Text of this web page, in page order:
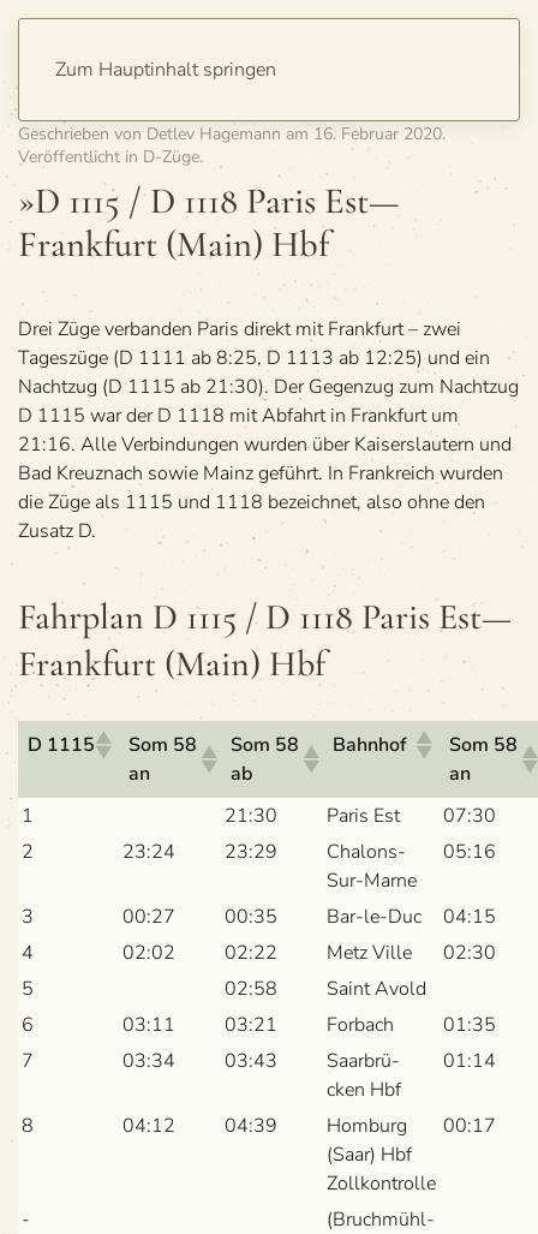
Zum Hauptinhalt springen
Geschrieben von Detlev Hagemann am 16. Februar 2020.
Veröffentlicht in D-Züge.
»D 1115 / D 1118 Paris Est—
Frankfurt (Main) Hbf
Drei Züge ver­ban­den Paris direkt mit Frank­furt – zwei
Tages­züge (D 1111 ab 8:25, D 1113 ab 12:25) und ein
Nacht­zug (D 1115 ab 21:30). Der Gegen­zug zum Nacht­zug
D 1115 war der D 1118 mit Abfahrt in Frank­furt um
21:16. Alle Ver­bin­dun­gen wur­den über Kai­sers­lau­tern und
Bad Kreuz­nach sowie Mainz geführt. In Frank­reich wur­den
die Züge als 1115 und 1118 bezeich­net, also ohne den
Zusatz D.
Fahr­plan D 1115 / D 1118 Paris Est—
Frankfurt (Main) Hbf
D 1115
Som 58
an
Som 58
ab
Bahn­hof
Som 58
an
1
21:30 Paris Est
07:30
2
23:24 23:29
Cha­lons-
Sur-Marne
05:16
3 00:27 00:35 Bar-le-Duc
04:15
4
02:02 02:22 Metz Ville
02:30
5
02:58
Saint Avold
6
03:11 03:21 For­bach
01:35
7
03:34 03:43
Saar­brü­
cken Hbf
01:14
8 04:12 04:39
Hom­burg
(Saar) Hbf
Zollkontrolle
00:17
-
(Bruch­mühl­